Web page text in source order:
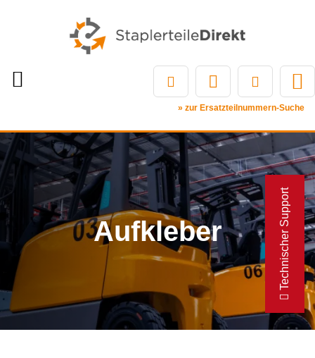
Technischer Support
» zur Ersatzteilnummern-Suche
Aufkleber